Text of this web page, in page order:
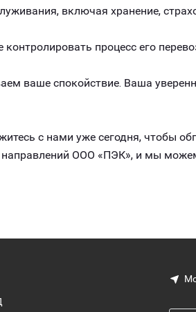
включая хранение,
процесс его
ваше спокойствие. Ваша
с нами уже сегодня, чтобы
ООО «ПЭК», и мы